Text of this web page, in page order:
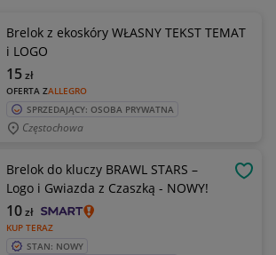
Brelok z ekoskóry WŁASNY TEKST TEMAT
i LOGO
OFERTA ZALLEGRO
15zł
SPRZEDAJĄCY: OSOBA PRYWATNA
Częstochowa
Brelok do kluczy BRAWL STARS –
Logo i Gwiazda z Czaszką - NOWY!
KUP TERAZ
10zł
STAN: NOWY